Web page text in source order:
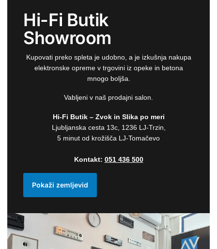
Hi-Fi Butik
Showroom
Kupovati preko spleta je udobno, a je izkušnja nakupa
elektronske opreme v trgovini iz opeke in betona
mnogo boljša.
Vabljeni v naš prodajni salon.
Hi-Fi Butik – Zvok in Slika po meri
Ljubljanska cesta 13c, 1236 LJ-Trzin,
5 minut od krožišča LJ-Tomačevo
Kontakt: 051 436 500
Pokaži zemljevid